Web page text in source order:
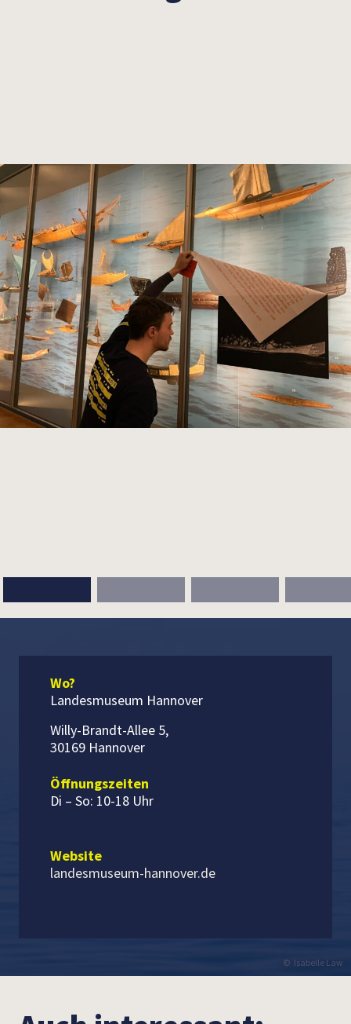
Isabelle Law
Wo?
Landesmuseum Hannover
Willy-Brandt-Allee 5,
30169 Hannover
Öffnungszeiten
Di – So: 10-18 Uhr
Website
landesmuseum-hannover.de